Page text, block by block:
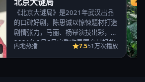
《北京大谜局》是2021年武汉出品
的口碑好剧，陈思诚以惊悚题材打造
剧情张力，马丽、杨幂演技出彩，
2021年8月6日完整收录国产最好的
内地热播 7.551万次播放